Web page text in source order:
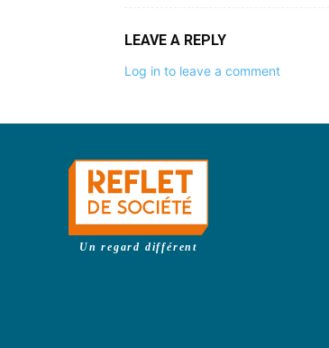
LEAVE A REPLY
Log in to leave a comment
Un regard différent